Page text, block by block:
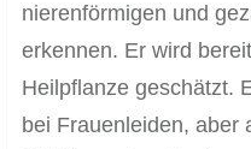
nierenförmigen und
erkennen. Er wird
Heilpflanze geschätzt.
bei Frauenleiden, aber